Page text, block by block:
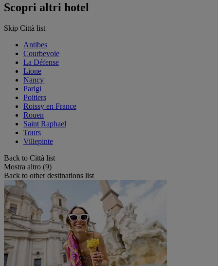
Scopri altri hotel
Skip Città list
Antibes
Courbevoie
La Défense
Lione
Nancy
Parigi
Poitiers
Roissy en France
Rouen
Saint Raphael
Tours
Villepinte
Back to Città list
Mostra altro (9)
Back to other destinations list